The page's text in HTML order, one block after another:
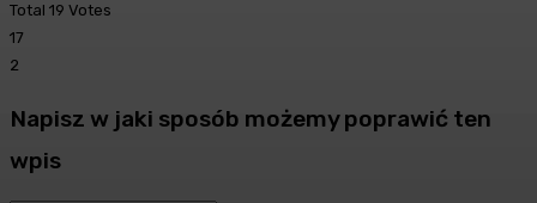
Total 19 Votes
17
2
Napisz w jaki sposób możemy poprawić ten
wpis